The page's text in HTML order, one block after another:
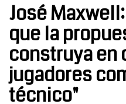
José
que la
construya en
jugadores
técnico"